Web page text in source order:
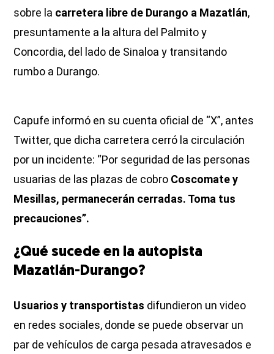
sobre la carretera libre de Durango a Mazatlán,
presuntamente a la altura del Palmito y
Concordia, del lado de Sinaloa y transitando
rumbo a Durango.
Capufe informó en su cuenta oficial de “X”, antes
Twitter, que dicha carretera cerró la circulación
por un incidente: “Por seguridad de las personas
usuarias de las plazas de cobro Coscomate y
Mesillas, permanecerán cerradas. Toma tus
precauciones”.
¿Qué sucede en la autopista
Mazatlán-Durango?
Usuarios y transportistas difundieron un video
en redes sociales, donde se puede observar un
par de vehículos de carga pesada atravesados e